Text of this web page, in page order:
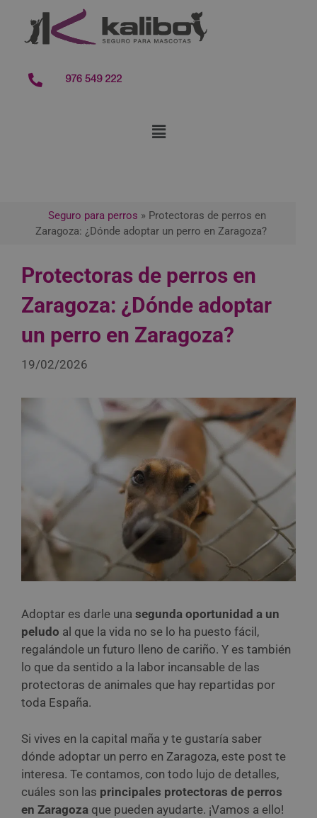
contenido
976 549 222
Seguro para perros » Protectoras de perros en
Zaragoza: ¿Dónde adoptar un perro en Zaragoza?
Protectoras de perros en
Zaragoza: ¿Dónde adoptar
un perro en Zaragoza?
19/02/2026
Adoptar es darle una segunda oportunidad a un
peludo al que la vida no se lo ha puesto fácil,
regalándole un futuro lleno de cariño. Y es también
lo que da sentido a la labor incansable de las
protectoras de animales que hay repartidas por
toda España.
Si vives en la capital maña y te gustaría saber
dónde adoptar un perro en Zaragoza, este post te
interesa. Te contamos, con todo lujo de detalles,
cuáles son las principales protectoras de perros
en Zaragoza que pueden ayudarte. ¡Vamos a ello!